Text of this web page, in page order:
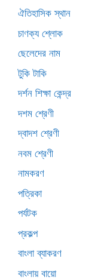
ঐতিহাসিক স্থান
চাণক্য শ্লোক
ছেলেদের নাম
টুকি টাকি
দর্শন শিক্ষা কেন্দ্র
দশম শ্রেণী
দ্বাদশ শ্রেণী
নবম শ্রেণী
নামকরণ
পত্রিকা
পর্যটক
প্রকল্প
বাংলা ব্যাকরণ
বাংলায় বায়ো